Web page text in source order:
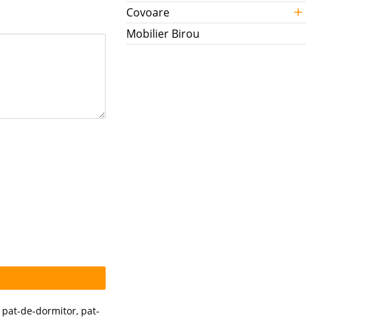
pat-de-dormitor, pat-
Covoare
+
Mobilier Birou